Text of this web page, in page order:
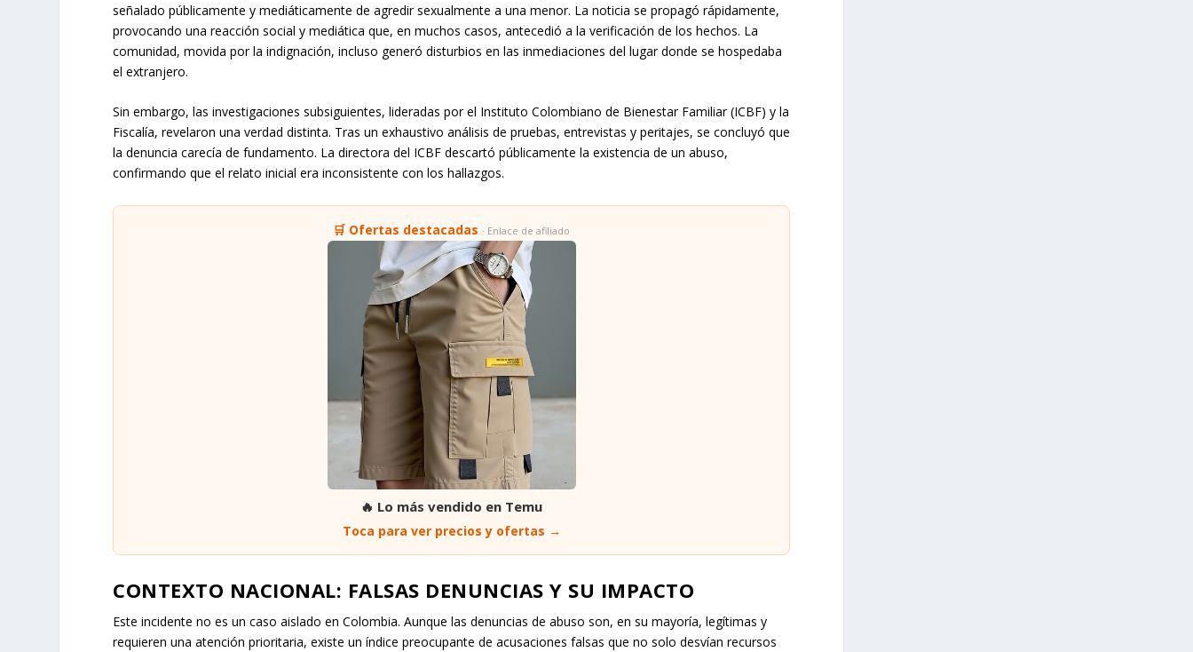
señalado públicamente y mediáticamente de agredir sexualmente a una menor. La noticia se propagó rápidamente,
provocando una reacción social y mediática que, en muchos casos, antecedió a la verificación de los hechos. La
comunidad, movida por la indignación, incluso generó disturbios en las inmediaciones del lugar donde se hospedaba
el extranjero.
Sin embargo, las investigaciones subsiguientes, lideradas por el Instituto Colombiano de Bienestar Familiar (ICBF) y la
Fiscalía, revelaron una verdad distinta. Tras un exhaustivo análisis de pruebas, entrevistas y peritajes, se concluyó que
la denuncia carecía de fundamento. La directora del ICBF descartó públicamente la existencia de un abuso,
confirmando que el relato inicial era inconsistente con los hallazgos.
🛒 Ofertas destacadas · Enlace de afiliado
🔥 Lo más vendido en Temu
Toca para ver precios y ofertas →
CONTEXTO NACIONAL: FALSAS DENUNCIAS Y SU IMPACTO
Este incidente no es un caso aislado en Colombia. Aunque las denuncias de abuso son, en su mayoría, legítimas y
requieren una atención prioritaria, existe un índice preocupante de acusaciones falsas que no solo desvían recursos